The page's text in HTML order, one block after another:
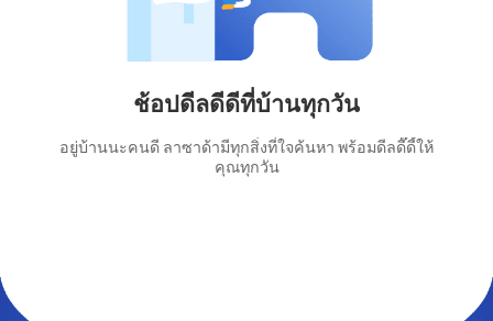
ช้อปดีลดีดีที่บ้านทุกวัน
อยู่บ้านนะคนดี ลาซาด้ามีทุกสิ่งที่ใจค้นหา พร้อมดีลดี๊ดี้ให้
คุณทุกวัน